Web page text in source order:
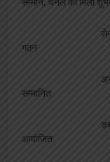
गठन
सम्मानित
आयोजित